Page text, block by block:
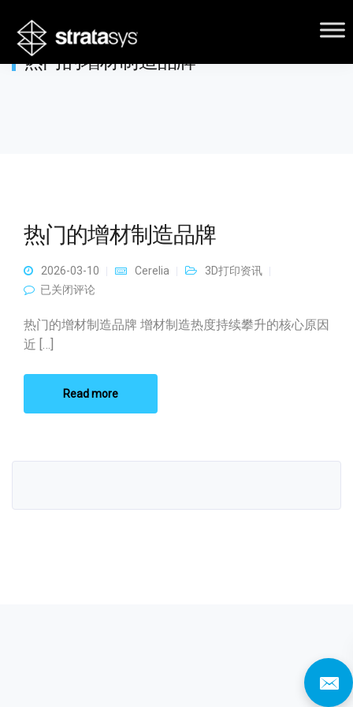
热门的增材制造品牌
热门的增材制造品牌
2026-03-10 Cerelia
3D打印资讯
热门的增材制造品牌
已关闭评论
热门的增材制造品牌 增材制造热度持续攀升的核心原因
近 […]
Read more